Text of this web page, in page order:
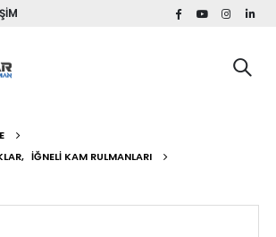
, İĞNELI KAM RULMANLARI